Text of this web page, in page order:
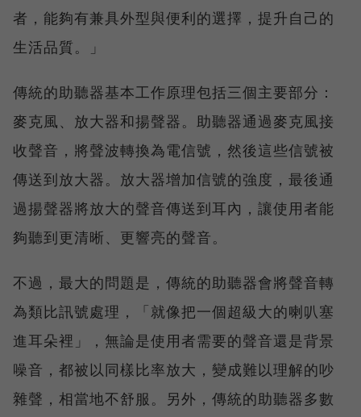
者，能夠有兼具外型與便利的選擇，提升自己的
生活品質。」
傳統的助聽器基本工作原理包括三個主要部分：
麥克風、放大器和揚聲器。助聽器通過麥克風接
收聲音，將聲波轉換為電信號，然後這些信號被
傳送到放大器。放大器增加信號的強度，最後通
過揚聲器將放大的聲音傳送到耳內，讓使用者能
夠聽到更清晰、更響亮的聲音。
不過，最大的問題是，傳統的助聽器會將聲音轉
為類比訊號處理，「就像把一個超級大的喇叭塞
進耳朵裡」，無論是使用者需要的聲音還是背景
噪音，都被以同樣比率放大，變成難以理解的吵
雜聲，相當地不舒服。另外，傳統的助聽器多數